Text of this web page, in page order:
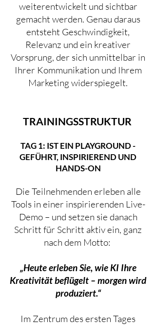
weiterentwickelt und sichtbar
gemacht werden. Genau daraus
entsteht Geschwindigkeit,
Relevanz und ein kreativer
Vorsprung, der sich unmittelbar in
Ihrer Kommunikation und Ihrem
Marketing widerspiegelt.
TRAININGSSTRUKTUR
TAG 1: IST EIN PLAYGROUND -
GEFÜHRT, INSPIRIEREND UND
HANDS-ON
Die Teilnehmenden erleben alle
Tools in einer inspirierenden Live-
Demo – und setzen sie danach
Schritt für Schritt aktiv ein, ganz
nach dem Motto:
„Heute erleben Sie, wie KI Ihre
Kreativität beflügelt – morgen wird
produziert.“
Im Zentrum des ersten Tages